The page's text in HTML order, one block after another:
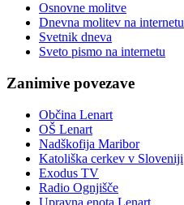
Osnovne molitve
Dnevna molitev na internetu
Svetnik dneva
Sveto pismo na internetu
Zanimive povezave
Občina Lenart
OŠ Lenart
Nadškofija Maribor
Katoliška cerkev v Sloveniji
Exodus TV
Radio Ognjišče
Upravna enota Lenart